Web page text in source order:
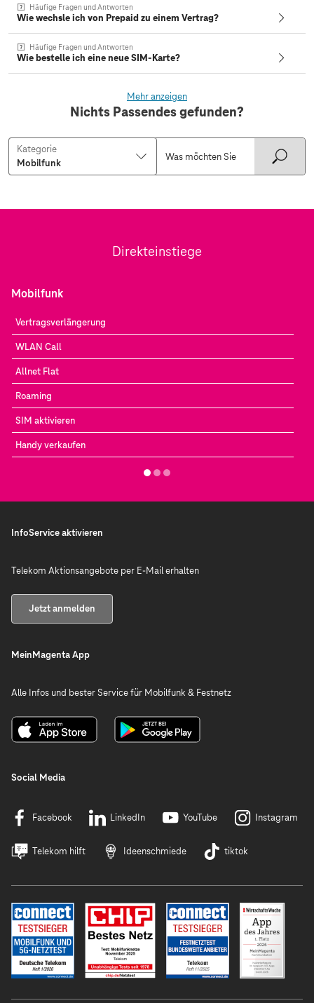
Häufige Fragen und Antworten
Wie wechsle ich von Prepaid zu einem Vertrag?
Häufige Fragen und Antworten
Wie bestelle ich eine neue SIM-Karte?
Mehr anzeigen
Nichts Passendes gefunden?
Kategorie
Direkteinstiege
Mobilfunk
Vertragsverlängerung
WLAN Call
Allnet Flat
Roaming
SIM aktivieren
Handy verkaufen
InfoService aktivieren
Telekom Aktionsangebote per E-Mail erhalten
Jetzt anmelden
MeinMagenta App
Alle Infos und bester Service für Mobilfunk & Festnetz
Social Media
Facebook LinkedIn YouTube Instagram
Telekom hilft Ideenschmiede tiktok